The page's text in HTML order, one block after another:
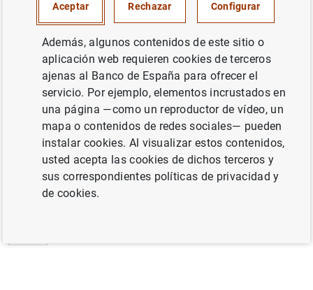
Estado financiero consolidado del
Eurosistema a 8 de febrero de 2019 (60
Siguiente
La prueba de resistencia de...
Aceptar Rechazar Configurar
Además, algunos contenidos de este sitio o
aplicación web requieren cookies de terceros
ajenas al Banco de España para ofrecer el
servicio. Por ejemplo, elementos incrustados en
una página —como un reproductor de vídeo, un
mapa o contenidos de redes sociales— pueden
instalar cookies. Al visualizar estos contenidos,
usted acepta las cookies de dichos terceros y
sus correspondientes políticas de privacidad y
de cookies.